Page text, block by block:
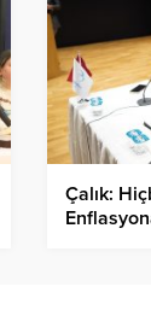
Çalık: